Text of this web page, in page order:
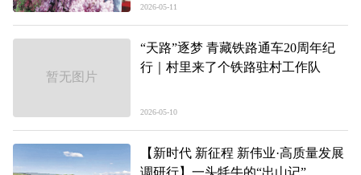
2026-05-11
暂无图片
“天路”逐梦 青藏铁路通车20周年纪
行｜村里来了个铁路驻村工作队
2026-05-10
【新时代 新征程 新伟业·高质量发展
调研行】一头牦牛的“出山记”